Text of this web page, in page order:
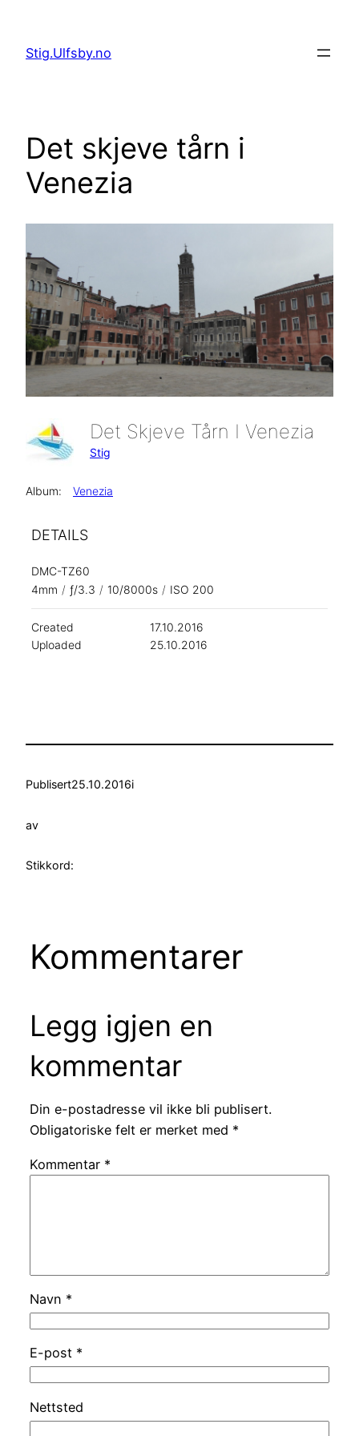
innhold
Stig.Ulfsby.no
Det skjeve tårn i
Venezia
Det Skjeve Tårn I Venezia
Stig
Album: Venezia
DETAILS
DMC-TZ60
4mm / ƒ/3.3 / 10/8000s / ISO 200
Created
17.10.2016
Uploaded
25.10.2016
Publisert25.10.2016i
av
Stikkord:
Kommentarer
Legg igjen en
kommentar
Din e-postadresse vil ikke bli publisert.
Obligatoriske felt er merket med *
Kommentar *
Navn *
E-post *
Nettsted